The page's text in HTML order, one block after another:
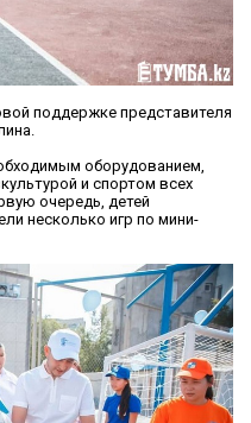
поддержке представителя
оборудованием,
и спортом всех
очередь, детей
несколько игр по мини-